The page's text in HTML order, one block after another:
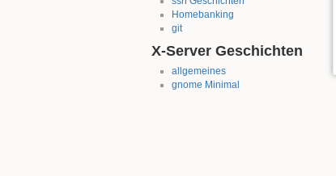
Homebanking
git
X-Server Geschichten
allgemeines
gnome Minimal